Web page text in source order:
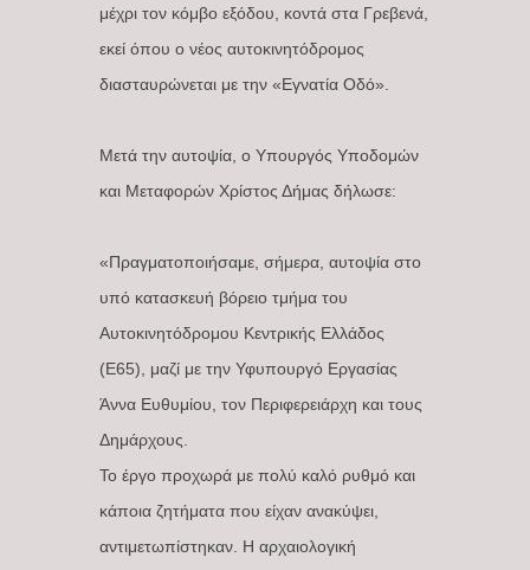
μέχρι τον κόμβο εξόδου, κοντά στα Γρεβενά,
εκεί όπου ο νέος αυτοκινητόδρομος
διασταυρώνεται με την «Εγνατία Οδό».
Μετά την αυτοψία, ο Υπουργός Υποδομών
και Μεταφορών Χρίστος Δήμας δήλωσε:
«Πραγματοποιήσαμε, σήμερα, αυτοψία στο
υπό κατασκευή βόρειο τμήμα του
Αυτοκινητόδρομου Κεντρικής Ελλάδος
(Ε65), μαζί με την Υφυπουργό Εργασίας
Άννα Ευθυμίου, τον Περιφερειάρχη και τους
Δημάρχους.
Το έργο προχωρά με πολύ καλό ρυθμό και
κάποια ζητήματα που είχαν ανακύψει,
αντιμετωπίστηκαν. Η αρχαιολογική